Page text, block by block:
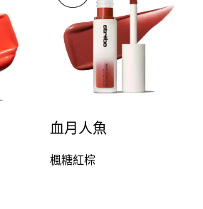
血月人魚​
楓糖紅棕